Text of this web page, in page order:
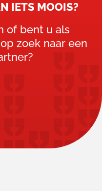
IETS MOOIS?
of bent u als
zoek naar een